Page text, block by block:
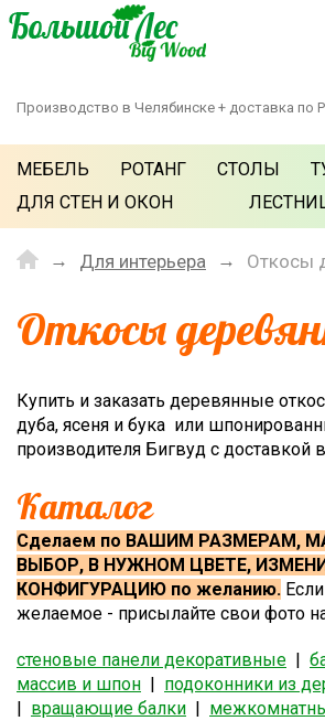
Производство в Челябинске + доставка по
МЕБЕЛЬ РОТАНГ СТОЛЫ
ДЛЯ СТЕН И ОКОН
Для интерьера Откосы
Откосы
Купить и заказать деревянные
дуба, ясеня и бука или
производителя Бигвуд с
Каталог
Сделаем по ВАШИМ РАЗМЕРАМ,
ВЫБОР, В НУЖНОМ ЦВЕТЕ,
КОНФИГУРАЦИЮ по желанию.
желаемое - присылайте свои фото
стеновые панели декоративные |
массив и шпон | подоконники из
| вращающие балки |